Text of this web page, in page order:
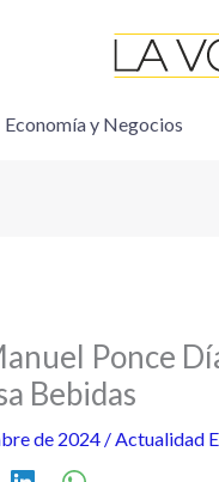
Economía y Negocios
Ponce
Bebidas
de 2024 /Actualidad